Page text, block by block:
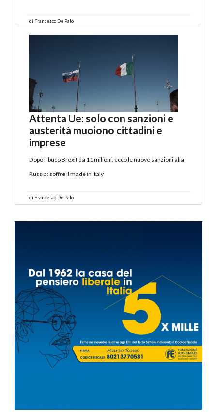
di Francesco De Palo
Attenta Ue: solo con sanzioni e
austerità muoiono cittadini e
imprese
Dopo il buco Brexit da 11 milioni, ecco le nuove sanzioni alla
Russia: soffre il made in Italy
di Francesco De Palo